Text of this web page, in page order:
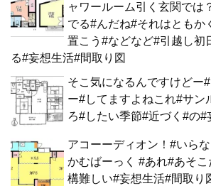
ャワールーム引く玄関では
でる#んだね#それはともか
置こう#などなど#引越し初
る#妄想生活#間取り図
そこ気になるんですけどー
ー#してますよねこれ#サン
ろ#したい季節#近づく#の#
アコーーディオン！#いら
かむばーっく #あれ#あそ
構難しい#妄想生活#間取り